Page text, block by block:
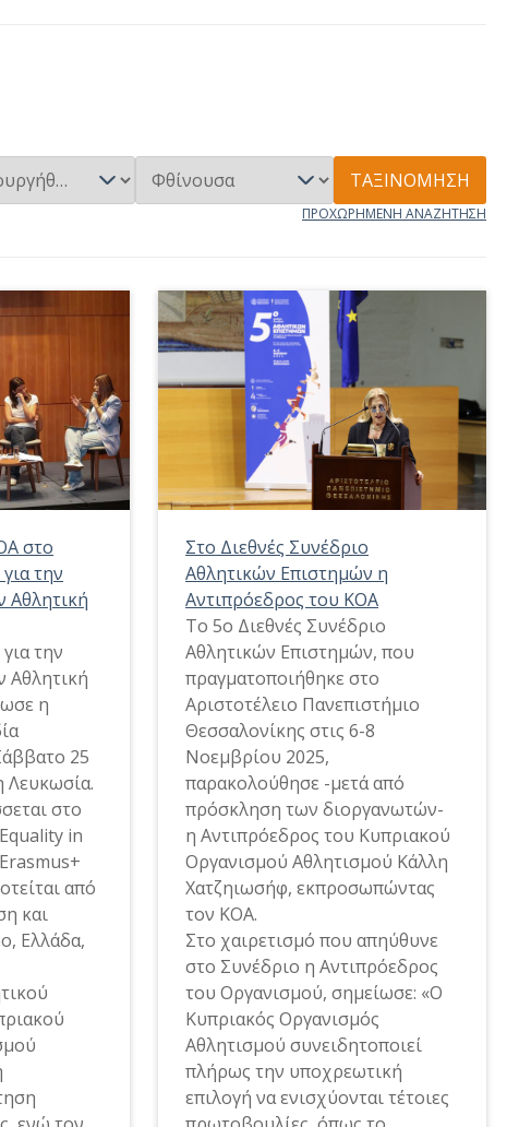
ΤΑΞΙΝΌΜΗΣΗ
ΠΡΟΧΩΡΗΜΈΝΗ ΑΝΑΖΉΤΗΣΗ
στο
την
Αθλητική
την
Αθλητική
η
25
Λευκωσία.
στο
in
από
και
Ελλάδα,
Στο Διεθνές Συνέδριο
Αθλητικών Επιστημών η
Αντιπρόεδρος του ΚΟΑ
Το 5ο Διεθνές Συνέδριο
Αθλητικών Επιστημών, που
πραγματοποιήθηκε στο
Αριστοτέλειο Πανεπιστήμιο
Θεσσαλονίκης στις 6-8
Νοεμβρίου 2025,
παρακολούθησε -μετά από
πρόσκληση των διοργανωτών-
η Αντιπρόεδρος του Κυπριακού
Οργανισμού Αθλητισμού Κάλλη
Χατζηιωσήφ, εκπροσωπώντας
τον ΚΟΑ.
Στο χαιρετισμό που απηύθυνε
στο Συνέδριο η Αντιπρόεδρος
του Οργανισμού, σημείωσε: «Ο
Κυπριακός Οργανισμός
Αθλητισμού συνειδητοποιεί
πλήρως την υποχρεωτική
επιλογή να ενισχύονται τέτοιες